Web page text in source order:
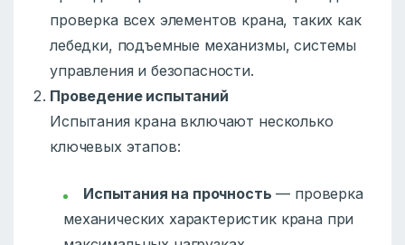
проверка всех элементов крана, таких как
лебедки, подъемные механизмы, системы
управления и безопасности.
Проведение испытаний
Испытания крана включают несколько
ключевых этапов:
Испытания на прочность — проверка
механических характеристик крана при